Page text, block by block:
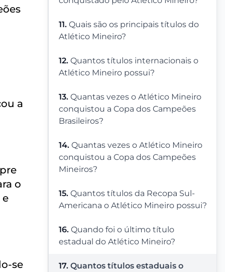
11. Quais são os principais títulos do
Atlético Mineiro?
12. Quantos títulos internacionais o
Atlético Mineiro possui?
13. Quantas vezes o Atlético Mineiro
conquistou a Copa dos Campeões
Brasileiros?
14. Quantas vezes o Atlético Mineiro
conquistou a Copa dos Campeões
Mineiros?
15. Quantos títulos da Recopa Sul-
Americana o Atlético Mineiro possui?
16. Quando foi o último título
estadual do Atlético Mineiro?
17. Quantos títulos estaduais o
a
o
e
se